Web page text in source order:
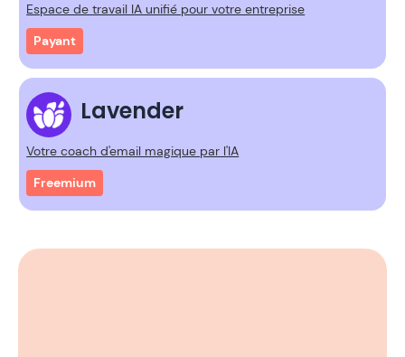
Espace de travail IA unifié pour votre entreprise
Payant
Lavender
Votre coach d'email magique par l'IA
Freemium